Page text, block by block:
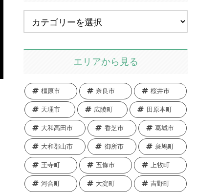
エリアから見る
橿原市 奈良市 桜井市
天理市 広陵町 田原本町
大和高田市 香芝市 葛城市
大和郡山市 御所市 斑鳩町
王寺町 五條市 上牧町
河合町 大淀町 吉野町